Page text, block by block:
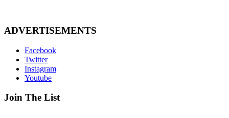
ADVERTISEMENTS
Facebook
Twitter
Instagram
Youtube
Join The List